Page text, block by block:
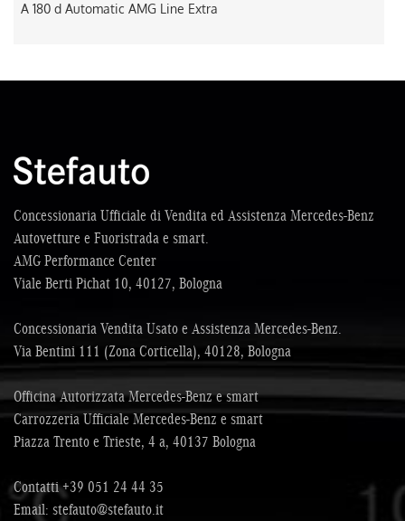
A 180 d Automatic AMG Line Extra
Concessionaria Ufficiale di Vendita ed Assistenza Mercedes-Benz
Autovetture e Fuoristrada e smart.
AMG Performance Center
Viale Berti Pichat 10, 40127, Bologna
Concessionaria Vendita Usato e Assistenza Mercedes-Benz.
Via Bentini 111 (Zona Corticella), 40128, Bologna
Officina Autorizzata Mercedes-Benz e smart
Carrozzeria Ufficiale Mercedes-Benz e smart
Piazza Trento e Trieste, 4 a, 40137 Bologna
Contatti+39 051 24 44 35
Email: stefauto@stefauto.it